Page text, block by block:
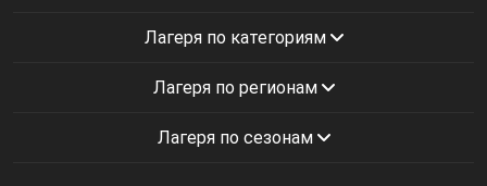
Лагеря по категориям
Лагеря по регионам
Лагеря по сезонам